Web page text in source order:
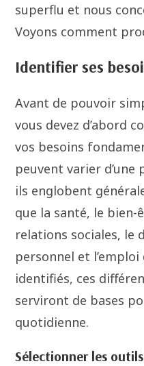
superflu et nous
Voyons comment
Identifier ses
Avant de pouvoir
vous devez d’abord
vos besoins
peuvent varier d’une
ils englobent
que la santé, le
relations sociales, le
personnel et
identifiés, ces
serviront de bases
quotidienne.
Sélectionner les